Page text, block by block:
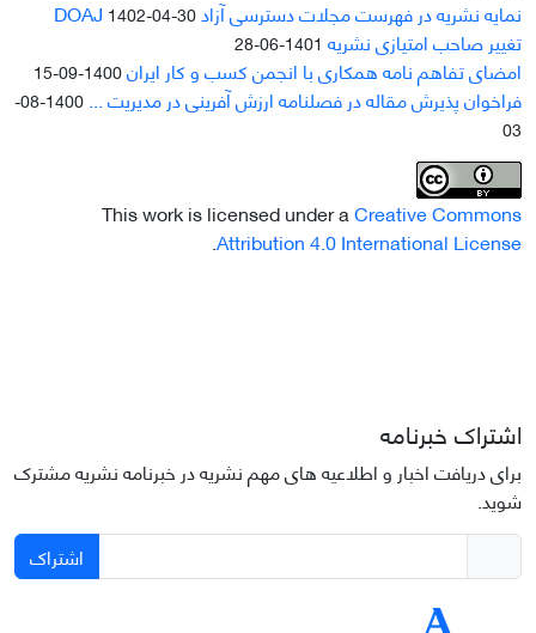
نمایه نشریه در فهرست مجلات دسترسی آزاد DOAJ1402-04-30
تغییر صاحب امتیازی نشریه 1401-06-28
امضای تفاهم نامه همکاری با انجمن کسب و کار ایران1400-09-15
فراخوان پذیرش مقاله در فصلنامه ارزش آفرینی در مدیریت ...
1400-08-
03
This work is licensed under aCreative Commons
Attribution 4.0 International License
.
اشتراک خبرنامه
برای دریافت اخبار و اطلاعیه های مهم نشریه در خبرنامه نشریه مشترک
شوید.
اشتراک